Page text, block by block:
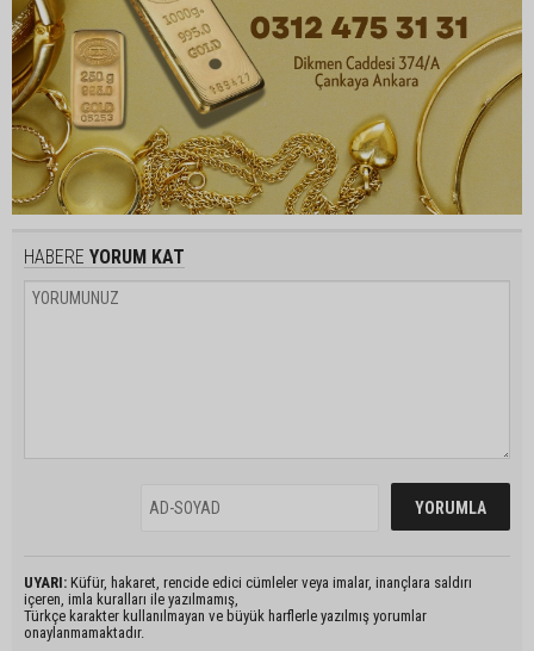
HABERE YORUM KAT
UYARI: Küfür, hakaret, rencide edici cümleler veya imalar, inançlara saldırı
içeren, imla kuralları ile yazılmamış,
Türkçe karakter kullanılmayan ve büyük harflerle yazılmış yorumlar
onaylanmamaktadır.